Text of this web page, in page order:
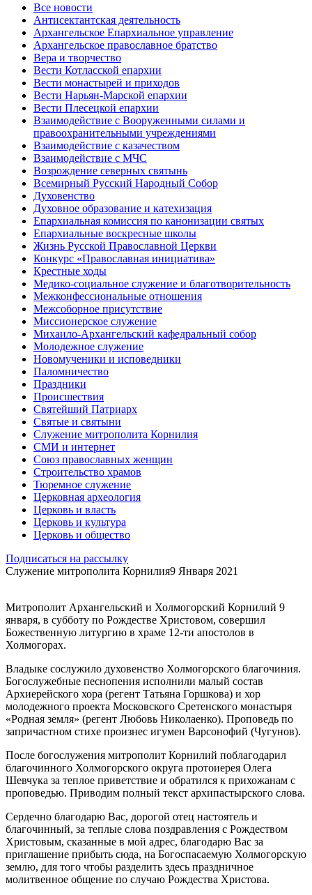
Все новости
Антисектантская деятельность
Архангельское Епархиальное управление
Архангельское православное братство
Вера и творчество
Вести Котласской епархии
Вести монастырей и приходов
Вести Нарьян-Марской епархии
Вести Плесецкой епархии
Взаимодействие с Вооруженными силами и
правоохранительными учреждениями
Взаимодействие с казачеством
Взаимодействие с МЧС
Возрождение северных святынь
Всемирный Русский Народный Собор
Духовенство
Духовное образование и катехизация
Епархиальная комиссия по канонизации святых
Епархиальные воскресные школы
Жизнь Русской Православной Церкви
Конкурс «Православная инициатива»
Крестные ходы
Медико-социальное служение и благотворительность
Межконфессиональные отношения
Межсоборное присутствие
Миссионерское служение
Михаило-Архангельский кафедральный собор
Молодежное служение
Новомученики и исповедники
Паломничество
Праздники
Происшествия
Святейший Патриарх
Святые и святыни
Служение митрополита Корнилия
СМИ и интернет
Союз православных женщин
Строительство храмов
Тюремное служение
Церковная археология
Церковь и власть
Церковь и культура
Церковь и общество
Подписаться на рассылку
Служение митрополита Корнилия9 Января 2021
Митрополит Архангельский и Холмогорский Корнилий 9
января, в субботу по Рождестве Христовом, совершил
Божественную литургию в храме 12-ти апостолов в
Холмогорах.
Владыке сослужило духовенство Холмогорского благочиния.
Богослужебные песнопения исполнили малый состав
Архиерейского хора (регент Татьяна Горшкова) и хор
молодежного проекта Московского Сретенского монастыря
«Родная земля» (регент Любовь Николаенко). Проповедь по
запричастном стихе произнес игумен Варсонофий (Чугунов).
После богослужения митрополит Корнилий поблагодарил
благочинного Холмогорского округа протоиерея Олега
Шевчука за теплое приветствие и обратился к прихожанам с
проповедью. Приводим полный текст архипастырского слова.
Сердечно благодарю Вас, дорогой отец настоятель и
благочинный, за теплые слова поздравления с Рождеством
Христовым, сказанные в мой адрес, благодарю Вас за
приглашение прибыть сюда, на Богоспасаемую Холмогорскую
землю, для того чтобы разделить здесь праздничное
молитвенное общение по случаю Рождества Христова.